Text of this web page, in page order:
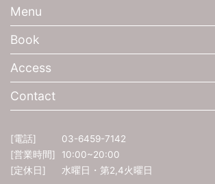
Menu
Book
Access
Contact
[電話]
03-6459-7142
[営業時間]
10:00~20:00
[定休日]
水曜日・第2,4火曜日